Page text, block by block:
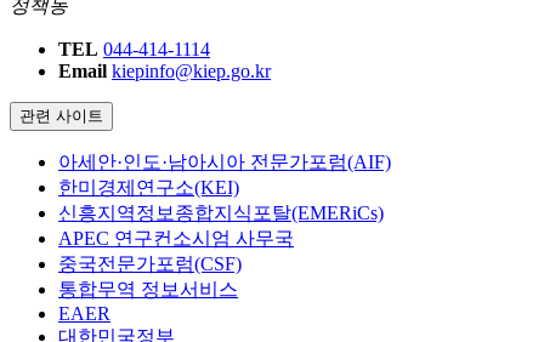
정책동
TEL 044-414-1114
Email kiepinfo@kiep.go.kr
관련 사이트
아세안·인도·남아시아 전문가포럼(AIF)
한미경제연구소(KEI)
신흥지역정보종합지식포탈(EMERiCs)
APEC 연구컨소시엄 사무국
중국전문가포럼(CSF)
통합무역 정보서비스
EAER
대한민국정부